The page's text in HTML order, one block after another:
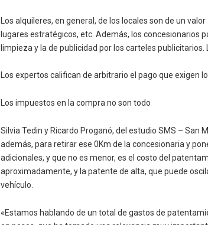
Los alquileres, en general, de los locales son de un
lugares estratégicos, etc. Además, los concesionarios
limpieza y la de publicidad por los carteles publicitarios.
Los expertos califican de arbitrario el pago que exigen
Los impuestos en la compra no son todo
Silvia Tedin y Ricardo Proganó, del estudio SMS – San
además, para retirar ese 0Km de la concesionaria y
adicionales, y que no es menor, es el costo del
aproximadamente, y la patente de alta, que puede
vehículo.
«Estamos hablando de un total de gastos de